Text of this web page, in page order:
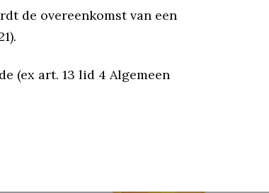
de overeenkomst van een
(ex art. 13 lid 4 Algemeen